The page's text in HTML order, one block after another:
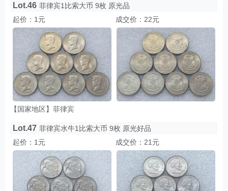
Lot.46 菲律宾1比索大币 9枚 原光品
起价：1元
成交价：22元
【国家地区】菲律宾
Lot.47 菲律宾水牛1比索大币 9枚 原光好品
起价：1元
成交价：21元